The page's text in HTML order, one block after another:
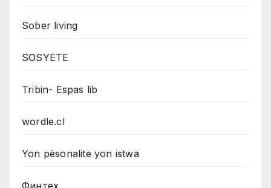
Sober living
SOSYETE
Tribin- Espas lib
wordle.cl
Yon pèsonalite yon istwa
Финтех